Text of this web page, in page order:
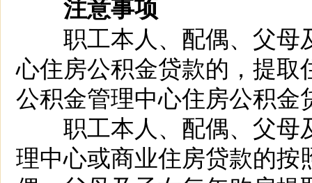
注意事项
职工本人、配偶、父母
心住房公积金贷款的，提
公积金管理中心住房公积金
职工本人、配偶、父母
理中心或商业住房贷款的